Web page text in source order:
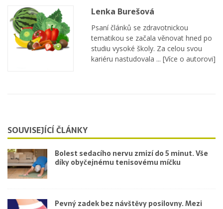
Lenka Burešová
Psaní článků se zdravotnickou
tematikou se začala věnovat hned po
studiu vysoké školy. Za celou svou
kariéru nastudovala ... [Více o autorovi]
SOUVISEJÍCÍ ČLÁNKY
Bolest sedacího nervu zmizí do 5 minut. Vše
díky obyčejnému tenisovému míčku
Pevný zadek bez návštěvy posilovny. Mezi